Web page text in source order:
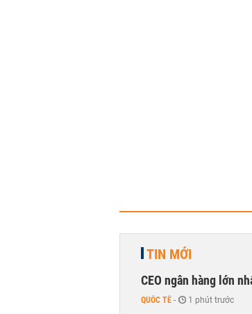
TIN MỚI
CEO ngân hàng lớn
QUỐC TẾ - 1 phút trước